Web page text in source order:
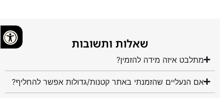
שאלות ותשובות
מתלבט איזה מידה להזמין?
אם הנעליים שהזמנתי באתר קטנות/גדולות אפשר להחליף?